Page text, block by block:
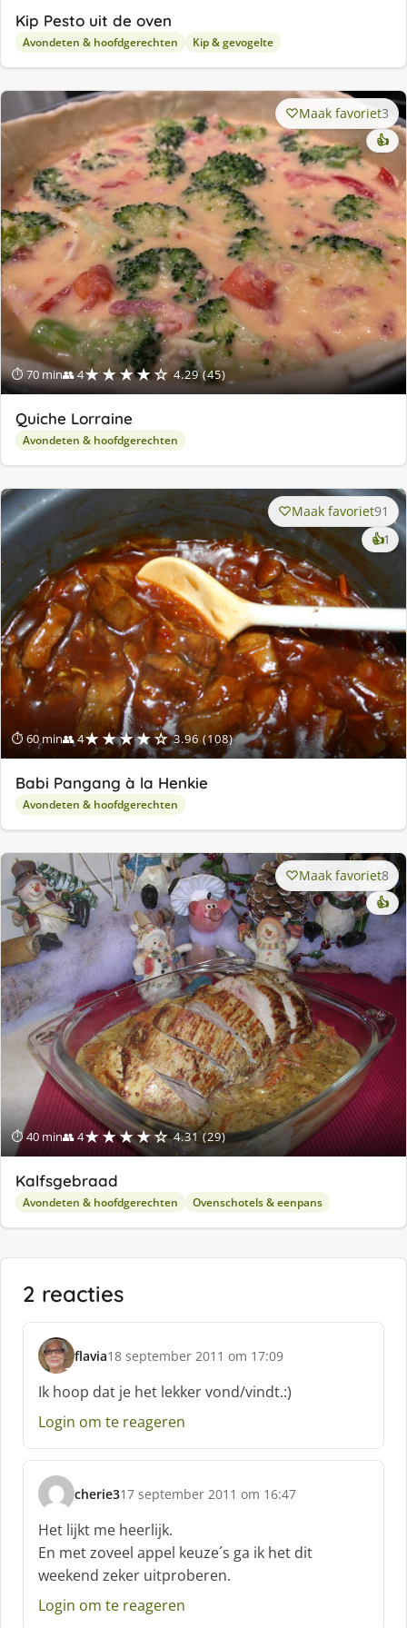
Kip Pesto uit de oven
Avondeten & hoofdgerechten Kip & gevogelte
⏱ 70 min👥 4★★★★☆ 4.29 (45)
Maak favoriet3
👍
Quiche Lorraine
Avondeten & hoofdgerechten
⏱ 60 min👥 4★★★★☆ 3.96 (108)
Maak favoriet91
👍1
Babi Pangang à la Henkie
Avondeten & hoofdgerechten
⏱ 40 min👥 4★★★★☆ 4.31 (29)
Maak favoriet8
👍
Kalfsgebraad
Avondeten & hoofdgerechten Ovenschotels & eenpans
2 reacties
flavia
s
c
h
r
e
f
:
18 september 2011 om 17:09
Ik hoop dat je het lekker vond/vindt.:)
Login om te reageren
cherie3
s
c
h
r
e
e
17 september 2011 om 16:47
Het lijkt me heerlijk.
En met zoveel appel keuze´s ga ik het dit
weekend zeker uitproberen.
Login om te reageren